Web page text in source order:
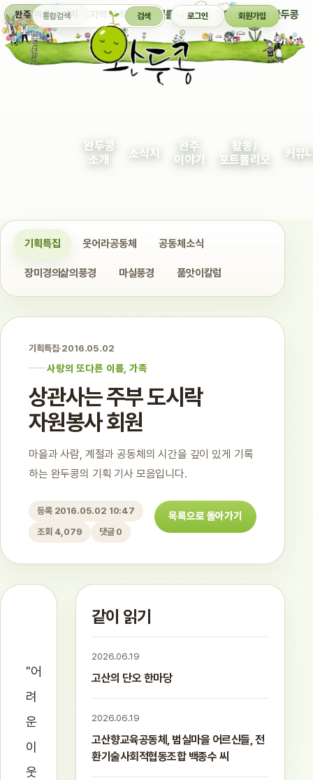
완주 마을 소식지 지역의 작은 이야기를 다정하게 엮어 보여주는 완두콩
통합검색 검색 로그인 회원가입
완두콩
소개
소식지
완주
이야기
활동/
포트폴리오
커뮤
기획특집 웃어라공동체 공동체소식
장미경의삶의풍경 마실풍경 품앗이칼럼
기획특집·2016.05.02
사랑의 또다른 이름, 가족
상관사는 주부 도시락
자원봉사 회원
마을과 사람, 계절과 공동체의 시간을 깊이 있게 기록
하는 완두콩의 기획 기사 모음입니다.
등록 2016.05.02 10:47
조회 4,079
댓글 0
목록으로 돌아가기
"어
려
운
이
웃
같이 읽기
2026.06.19
고산의 단오 한마당
2026.06.19
고산향교육공동체, 범실마을 어르신들, 전
환기술사회적협동조합 백종수 씨